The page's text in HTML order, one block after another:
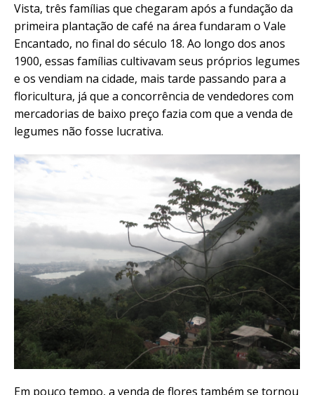
Vista, três famílias que chegaram após a fundação da
primeira plantação de café na área fundaram o Vale
Encantado, no final do século 18. Ao longo dos anos
1900, essas famílias cultivavam seus próprios legumes
e os vendiam na cidade, mais tarde passando para a
floricultura, já que a concorrência de vendedores com
mercadorias de baixo preço fazia com que a venda de
legumes não fosse lucrativa.
Em pouco tempo, a venda de flores também se tornou